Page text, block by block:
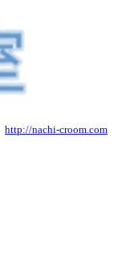
http://nachi-croom.com